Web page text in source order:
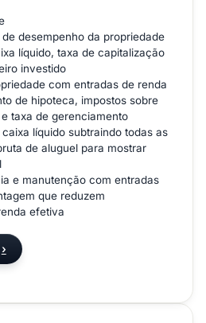
desempenho da propriedade
líquido, taxa de capitalização
investido
com entradas de renda
de hipoteca, impostos sobre
taxa de gerenciamento
líquido subtraindo todas as
de aluguel para mostrar
e manutenção com entradas
que reduzem
efetiva
›